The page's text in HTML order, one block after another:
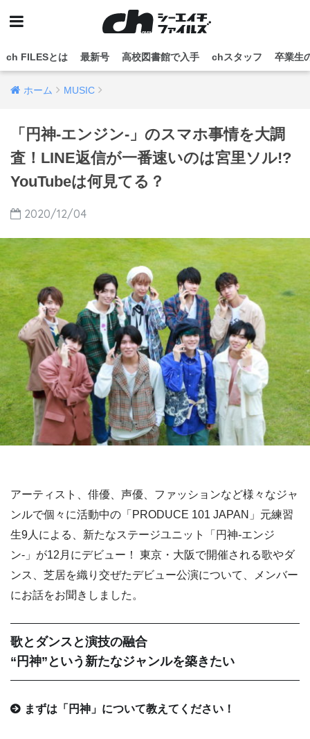
ch FILESとは 最新号 高校図書館で入手 chスタッフ 卒業生
ホーム MUSIC
「円神-エンジン-」のスマホ事情を大調
査！LINE返信が一番速いのは宮里ソル!?
YouTubeは何見てる？
2020/12/04
アーティスト、俳優、声優、ファッションなど様々なジャ
ンルで個々に活動中の「PRODUCE 101 JAPAN」元練習
生9人による、新たなステージユニット「円神-エンジ
ン-」が12月にデビュー！ 東京・大阪で開催される歌やダ
ンス、芝居を織り交ぜたデビュー公演について、メンバー
にお話をお聞きしました。
歌とダンスと演技の融合
“円神”という新たなジャンルを築きたい
まずは「円神」について教えてください！